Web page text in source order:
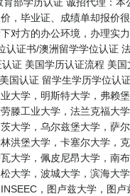
部学历认证 诚招代理：
，毕业证、成绩单却报价
对方的办公环境，办理实
证书/澳洲留学学位认证
证 美国学历认证流程 美
国认证 留学生学历学位
大学，明斯特大学，弗
滕工业大学，法兰克福大
大学，乌尔兹堡大学，萨
洪堡大学，卡塞尔大学，
大学，佩皮尼昂大学，南
大学，波城大学，滨海大
，图卢兹大学，图